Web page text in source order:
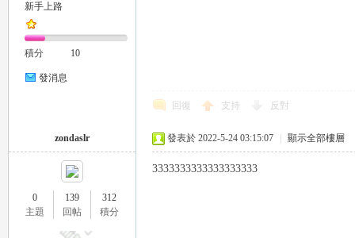
新手上路
積分 10
發消息
回復 支持 反對
zondaslr
0
主題
139
回帖
312
積分
發表於 2022-5-24 03:15:07 顯示全部樓層
3333333333333333333